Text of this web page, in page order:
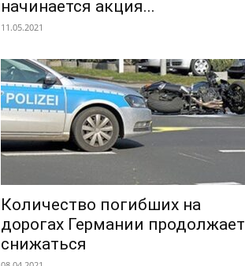
начинается акция...
11.05.2021
Количество погибших на
дорогах Германии продолжает
снижаться